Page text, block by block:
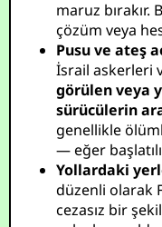
maruz
çözüm veya
Pusu ve ateş
İsrail askerleri
görülen veya
sürücülerin
genellikle
— eğer
Yollardaki
düzenli olarak
cezasız bir